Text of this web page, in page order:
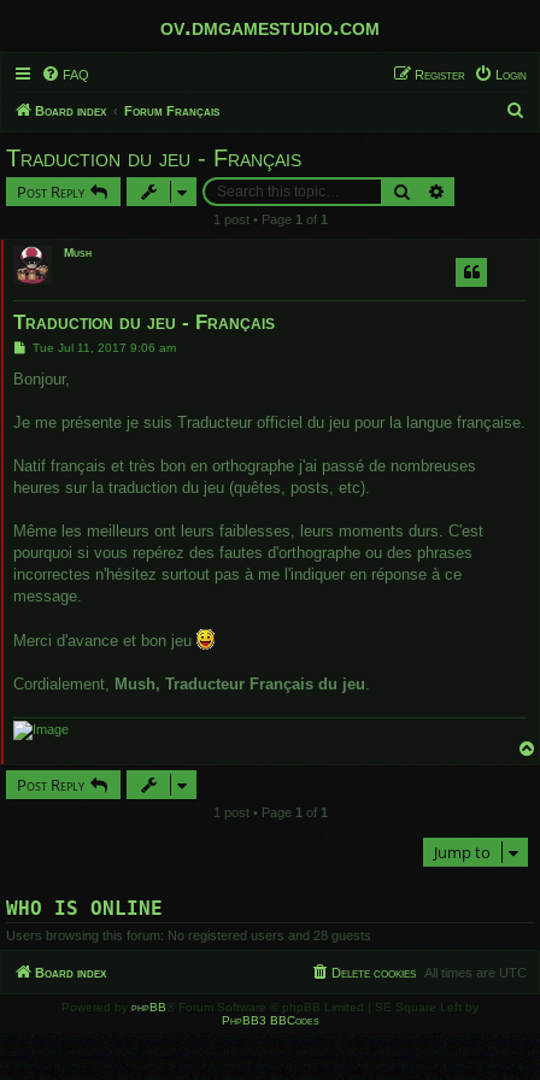
ov.dmgamestudio.com
FAQ Login
Register
Board index Forum Français
Traduction du jeu - Français
Post Reply Search
1 post • Page 1 of 1
Mush
Traduction du jeu - Français
P
s
Tue Jul 11, 2017 9:06 am
Bonjour,
Je me présente je suis Traducteur officiel du jeu pour la langue française.
Natif français et très bon en orthographe j'ai passé de nombreuses
heures sur la traduction du jeu (quêtes, posts, etc).
Même les meilleurs ont leurs faiblesses, leurs moments durs. C'est
pourquoi si vous repérez des fautes d'orthographe ou des phrases
incorrectes n'hésitez surtout pas à me l'indiquer en réponse à ce
message.
Merci d'avance et bon jeu
Cordialement, Mush, Traducteur Français du jeu.
Post Reply
1 post • Page 1 of 1
Jump to
WHO IS ONLINE
Users browsing this forum: No registered users and 28 guests
Board index All times are UTC
Delete cookies
Powered by phpBB ® Forum Software © phpBB Limited | SE Square Left by
PhpBB3 BBCodes